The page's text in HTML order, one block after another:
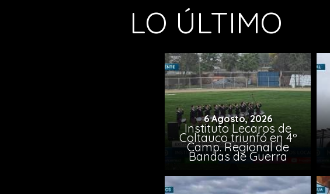
LO ÚLTIMO
6 Agosto, 2026
Instituto Lecaros de
Coltauco triunfó en 4º
Camp. Regional de
Bandas de Guerra